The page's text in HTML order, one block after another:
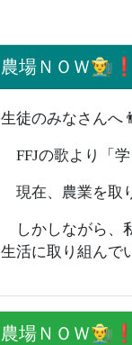
農場ＮＯＷ👨‍🌾❗️
生徒のみなさんへ
FFJの歌より「学
現在、農業を取
しかしながら、
生活に取り組んで
農場ＮＯＷ👨‍🌾❗️